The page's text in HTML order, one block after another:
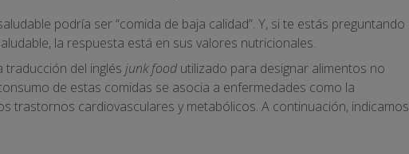
podría ser “comida de baja calidad”. Y, si te estás preguntando
la respuesta está en sus valores nutricionales.
del inglés junk foodutilizado para designar alimentos no
de estas comidas se asocia a enfermedades como la
trastornos cardiovasculares y metabólicos. A continuación, indicamos